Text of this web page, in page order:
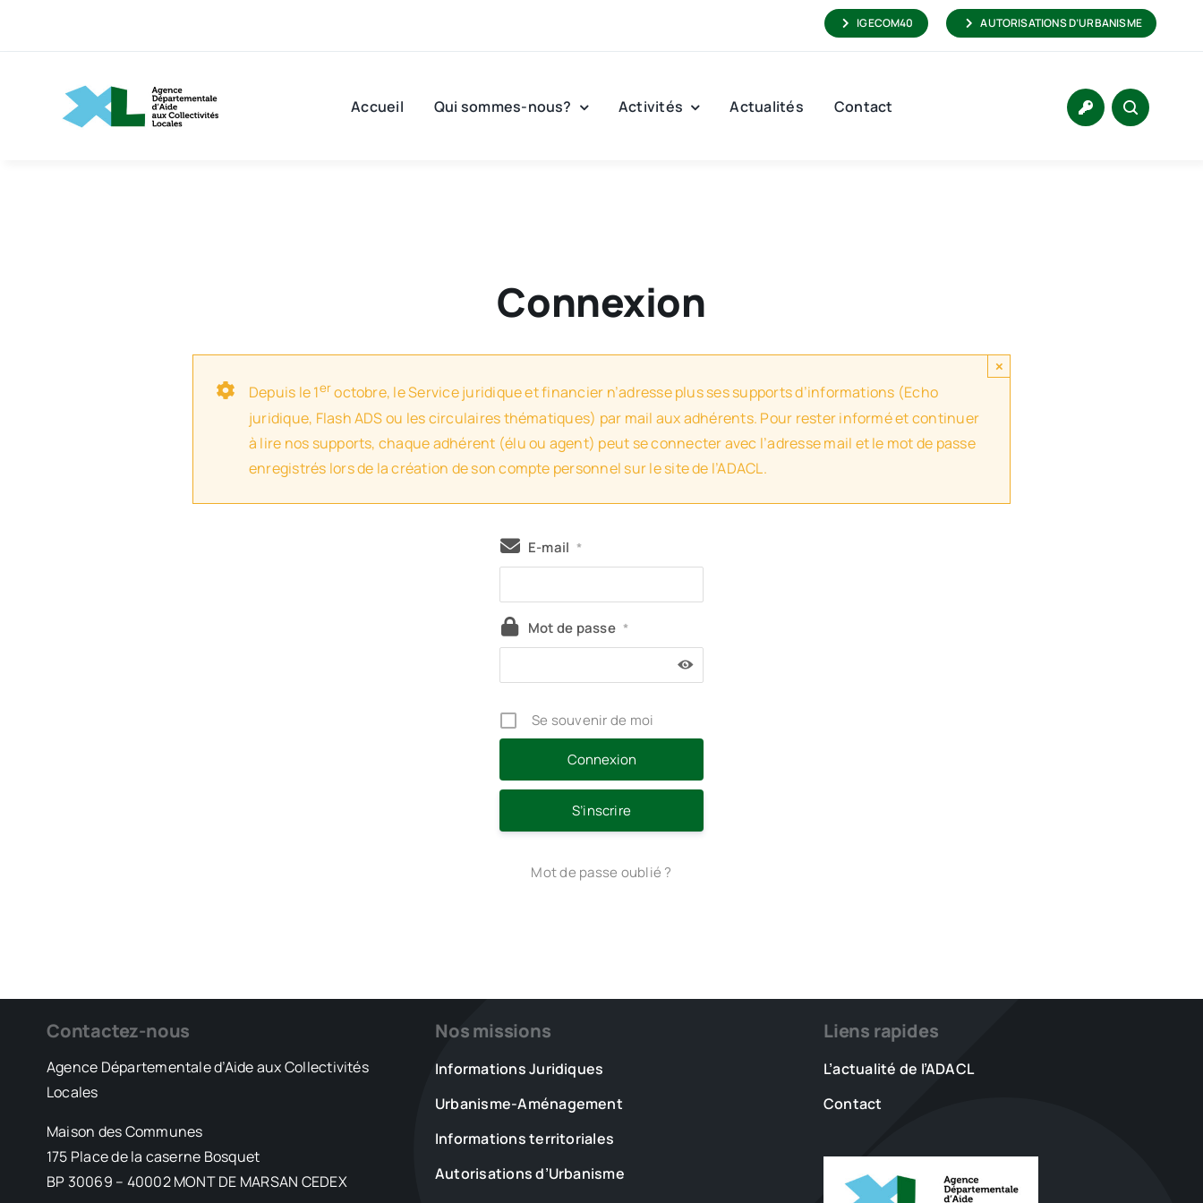
IGECOM40 AUTORISATIONS D’URBANISME
Accueil Qui sommes-nous? Activités Actualités Contact
Connexion
Depuis le 1eroctobre, le Service juridique et financier n’adresse plus ses supports d’informations (Echo
juridique, Flash ADS ou les circulaires thématiques) par mail aux adhérents. Pour rester informé et continuer
à lire nos supports, chaque adhérent (élu ou agent) peut se connecter avec l’adresse mail et le mot de passe
enregistrés lors de la création de son compte personnel sur le site de l’ADACL.
×
E-mail *
Mot de passe *
Se souvenir de moi
S’inscrire
Mot de passe oublié ?
Contactez-nous
Agence Départementale d’Aide aux Collectivités
Locales
Maison des Communes
175 Place de la caserne Bosquet
BP 30069 – 40002 MONT DE MARSAN CEDEX
Nos missions
Informations Juridiques
Urbanisme-Aménagement
Informations territoriales
Autorisations d’Urbanisme
Liens rapides
L’actualité de l’ADACL
Contact